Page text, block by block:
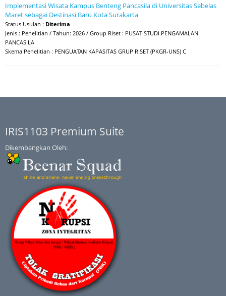
Implementasi Wisata Kampus Benteng Pancasila di Universitas Sebelas
Maret sebagai Destinasi Baru Kota Surakarta
Status Usulan : Diterima
Jenis : Penelitian / Tahun: 2026 / Group Riset : PUSAT STUDI PENGAMALAN
PANCASILA
Skema Penelitian : PENGUATAN KAPASITAS GRUP RISET (PKGR-UNS) C
IRIS1103 Premium Suite
Dikembangkan Oleh: